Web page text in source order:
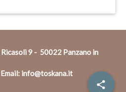
9 - 50022 Panzano in
Email: info@toskana.it